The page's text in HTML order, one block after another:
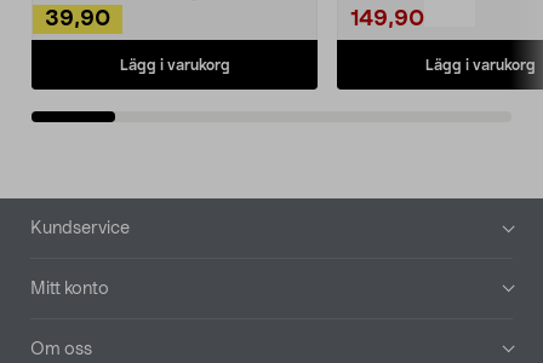
39,90
Lägg i varukorg
149,90
Lägg i varukorg
Sidfot
Kundservice
Mitt konto
Om oss